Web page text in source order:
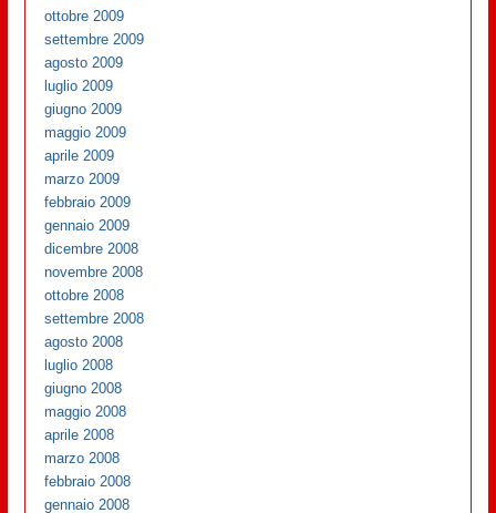
ottobre 2009
settembre 2009
agosto 2009
luglio 2009
giugno 2009
maggio 2009
aprile 2009
marzo 2009
febbraio 2009
gennaio 2009
dicembre 2008
novembre 2008
ottobre 2008
settembre 2008
agosto 2008
luglio 2008
giugno 2008
maggio 2008
aprile 2008
marzo 2008
febbraio 2008
gennaio 2008